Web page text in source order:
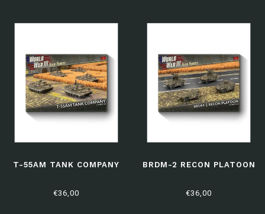
T-55AM TANK COMPANY
€36,00
BRDM-2 RECON PLATOON
€36,00